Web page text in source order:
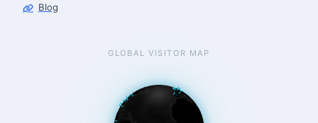
Blog
GLOBAL VISITOR MAP